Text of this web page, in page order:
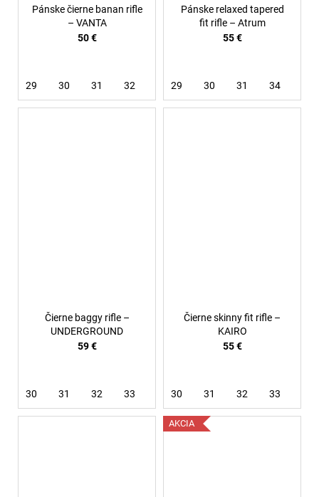
Pánske čierne banan rifle
– VANTA
50 €
29 30 31 32
Pánske relaxed tapered
fit rifle – Atrum
55 €
29 30 31 34
Čierne baggy rifle –
UNDERGROUND
59 €
30 31 32 33
Čierne skinny fit rifle –
KAIRO
55 €
30 31 32 33
AKCIA